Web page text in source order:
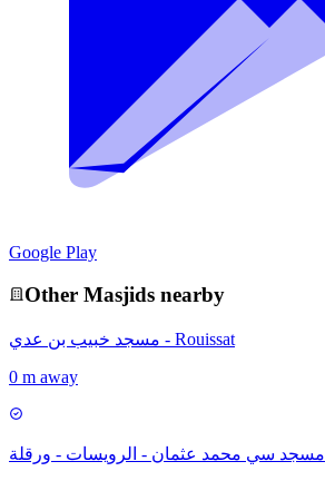
Google Play
Other Masjids nearby
مسجد خبيب بن عدي - Rouissat
0 m away
مسجد سي محمد عثمان - الرويسات - ورقلة